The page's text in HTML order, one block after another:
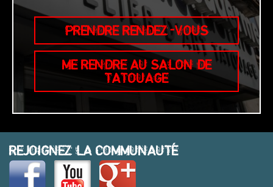
PRENDRE RENDEZ-VOUS
ME RENDRE AU SALON DE
TATOUAGE
REJOIGNEZ LA COMMUNAUTÉ